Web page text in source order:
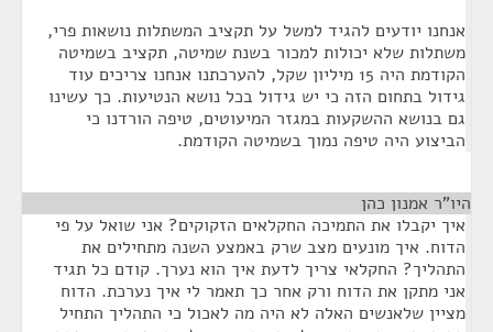
אנחנו יודעים להגיד למשל על תקציב המשתלות נושאות פרי,
משתלות שלא יכולות למכור בשנת שמיטה, תקציב בשמיטה
הקודמת היה 15 מיליון שקל, להערכתנו אנחנו צריכים עוד
גידול בתחום הזה כי יש גידול בכל נושא הנטיעות. כך עשינו
גם בנושא ההשקעות במגזר המיעוטים, טיפה הורדנו כי
הביצוע היה טיפה נמוך בשמיטה הקודמת.
היו"ר אמנון כהן
איך יקבלו את התמיכה החקלאים הזקוקים? אני שואל על פי
הדוח. איך מונעים מצב שרק באמצע השנה מתחילים את
התהליך? החקלאי צריך לדעת איך הוא נערך. קודם כל תגיד
אני מתקן את הדוח ורק אחר כך תאמר לי איך נערכת. הדוח
מציין שלאנשים האלה לא היה מה לאכול כי התהליך התחיל